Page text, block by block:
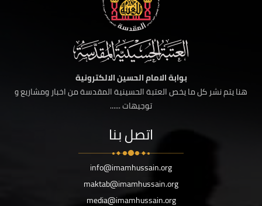
بوابة الامام الحسين الالكترونية
هنا يتم نشر كل ما يخص العتبة الحسينية المقدسة من اخبار ومشاريع و
توجيهات ......
اتصل بنا
info@imamhussain.org
maktab@imamhussain.org
media@imamhussain.org